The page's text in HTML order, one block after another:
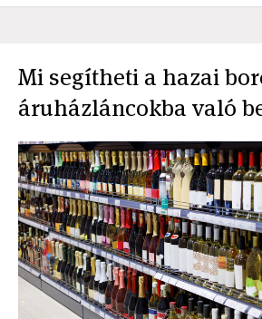
Mi segítheti a hazai
áruházláncokba való